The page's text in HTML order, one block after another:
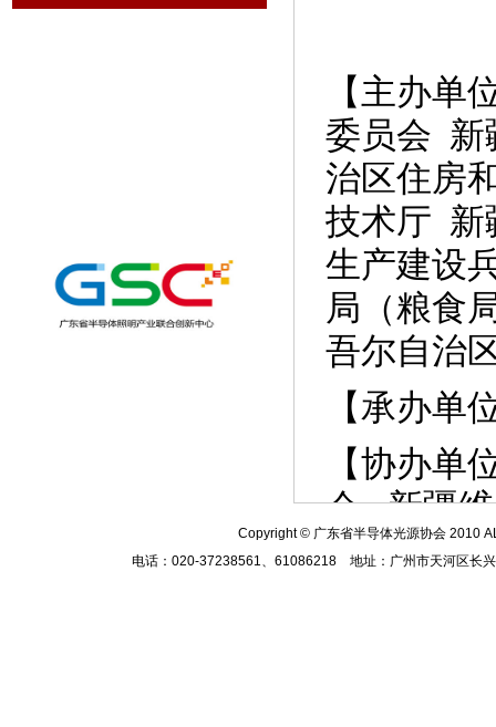
【主办单
委员会 新
治区住房
技术厅 新
生产建设
局（粮食
吾尔自
【承办单
【协办单
会 新疆维
城市管理
Copyright© 广东省半导体光源协会 2010
电话：020-37238561、61086218 地址：广州市天河区长